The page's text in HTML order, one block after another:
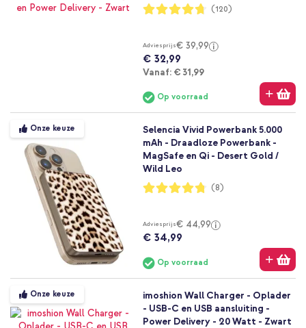
Waardering:
94%
(120)
Adviesprijs€ 39,99
€ 32,99
Vanaf: Vanaf
€ 31,99
Op voorraad
Onze keuze
Selencia Vivid Powerbank 5.000
mAh - Draadloze Powerbank -
MagSafe en Qi - Desert Gold /
Wild Leo
Waardering:
95%
(8)
Adviesprijs€ 44,99
€ 34,99
Op voorraad
Onze keuze
imoshion Wall Charger - Oplader
- USB-C en USB aansluiting -
Power Delivery - 20 Watt - Zwart